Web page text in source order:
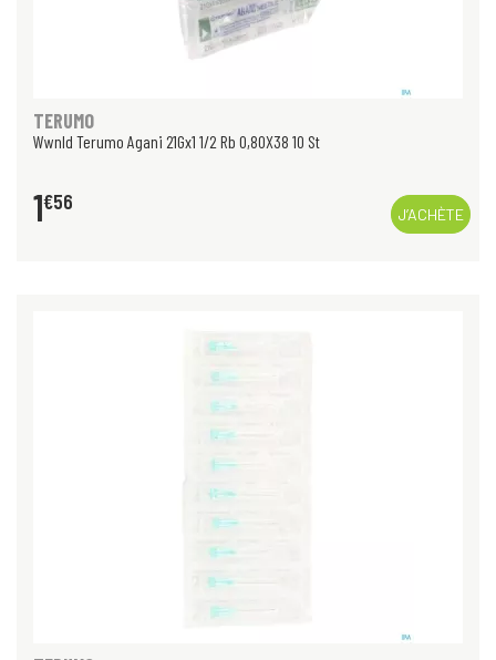
TERUMO
Wwnld Terumo Agani 21Gx1 1/2 Rb 0,80X38 10 St
1€56
J’ACHÈTE